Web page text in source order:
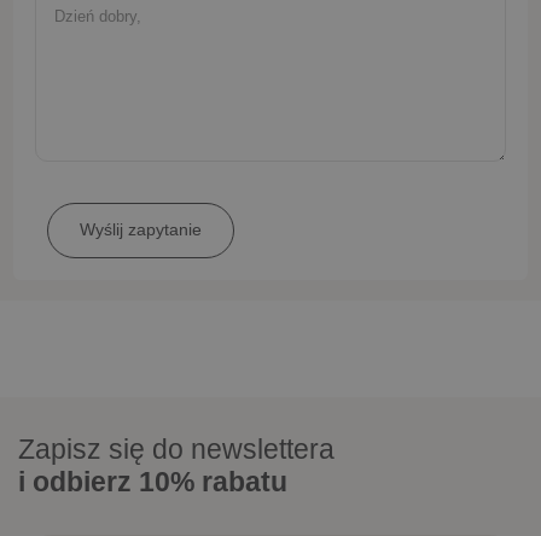
Zapisz się do newslettera
i odbierz 10% rabatu